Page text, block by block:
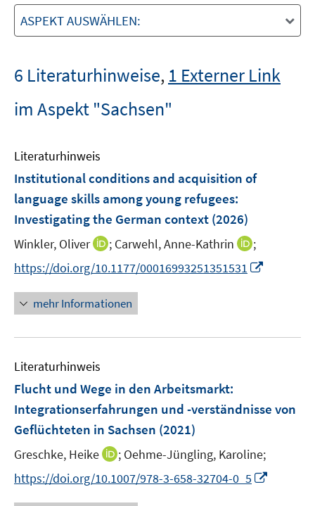
ASPEKT AUSWÄHLEN:
6 Literaturhinweise, 1 Externer Link
im Aspekt "Sachsen"
Literaturhinweis
Institutional conditions and acquisition of
language skills among young refugees:
Investigating the German context (2026)
Winkler, Oliver
I
n
e
u
n
s
t
e
r
ö
; Carwehl, Anne-Kathrin
I
n
n
s
r
ö
;
https://doi.org/10.1177/00016993251351531
u
n
t
e
r
mehr Informationen
Literaturhinweis
Flucht und Wege in den Arbeitsmarkt:
Integrationserfahrungen und -verständnisse von
Geflüchteten in Sachsen (2021)
Greschke, Heike
I
n
; Oehme-Jüngling, Karoline;
https://doi.org/10.1007/978-3-658-32704-0_5